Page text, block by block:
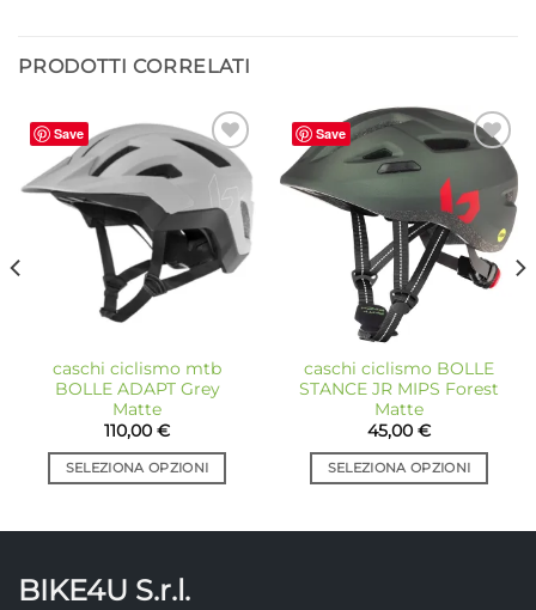
PRODOTTI CORRELATI
Save
Aggiungi
alla lista
dei
desideri
caschi ciclismo mtb
BOLLE ADAPT Grey
Matte
110,00 €
SELEZIONA OPZIONI
varianti.
Save
alla lista
dei
desideri
caschi ciclismo BOLLE
STANCE JR MIPS Forest
Matte
45,00 €
SELEZIONA OPZIONI
BIKE4U S.r.l.